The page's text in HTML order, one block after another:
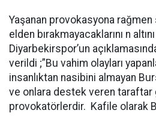
Yaşanan provokasyona
elden bırakmayacaklarını n
Diyarbekirspor’un
verildi ;”Bu vahim olayları
insanlıktan nasibini almayan
ve onlara destek veren taraftar
provokatörlerdir. Kafile olarak